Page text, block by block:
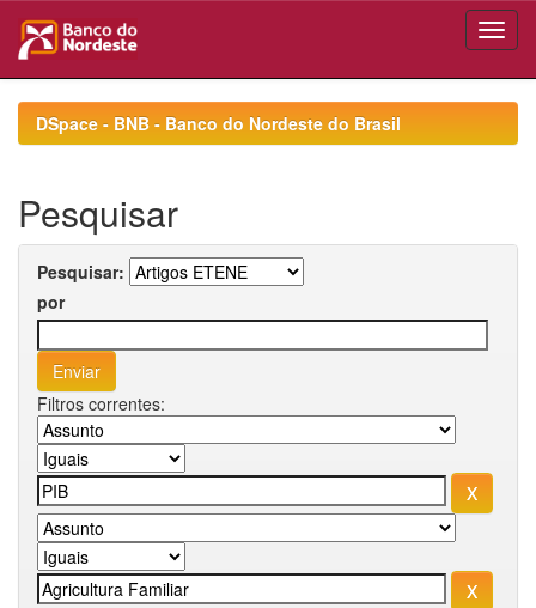
navigationDSpace - BNB - Banco do Nordeste do Brasil
Pesquisar
Pesquisar:
por
Filtros correntes: